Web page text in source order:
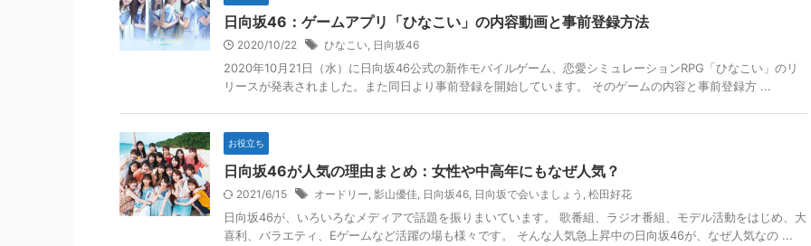
日向坂46：ゲームアプリ「ひなこい」の内容動画と事前登録方法
2020/10/22 ひなこい, 日向坂46
2020年10月21日（水）に日向坂46公式の新作モバイルゲーム、恋愛シミュレーションRPG「ひなこい」のリ
リースが発表されました。また同日より事前登録を開始しています。 そのゲームの内容と事前登録方 ...
お役立ち
日向坂46が人気の理由まとめ：女性や中高年にもなぜ人気？
2021/6/15 オードリー, 影山優佳, 日向坂46, 日向坂で会いましょう , 松田好花
日向坂46が、いろいろなメディアで話題を振りまいています。 歌番組、ラジオ番組、モデル活動をはじめ、大
喜利、バラエティ、Eゲームなど活躍の場も様々です。 そんな人気急上昇中の日向坂46が、なぜ人気なの ...